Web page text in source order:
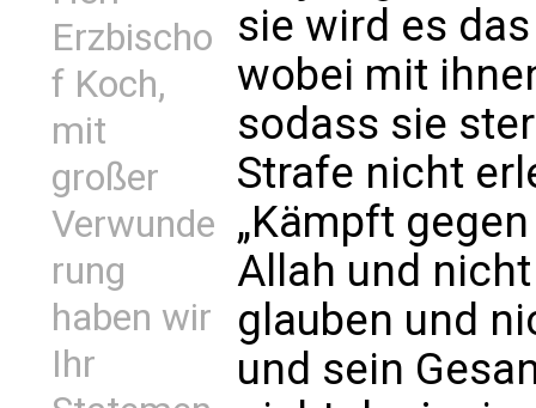
Erzbischo
f Koch,
mit
großer
Verwunde
rung
haben wir
Ihr
sie wird es
wobei mit
sodass sie
Strafe nicht
„Kämpft
Allah und
glauben und
und sein